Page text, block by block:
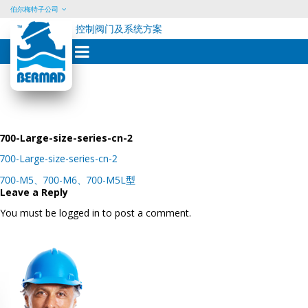
Skip
content
伯尔梅特子公司
控制阀门及系统方案
700-Large-size-series-cn-2
700-Large-size-series-cn-2
Post
navigation
700-M5、700-M6、700-M5L型
Leave a Reply
You must be logged in to post a comment.